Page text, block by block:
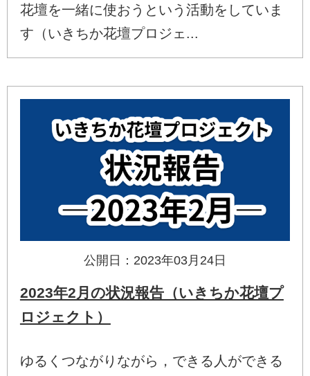
花壇を一緒に使おうという活動をしていま
す（いきちか花壇プロジェ...
公開日：2023年03月24日
2023年2月の状況報告（いきちか花壇プ
ロジェクト）
ゆるくつながりながら，できる人ができる